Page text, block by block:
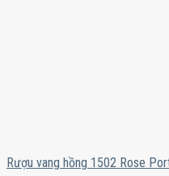
Rượu vang hồng 1502 Rose